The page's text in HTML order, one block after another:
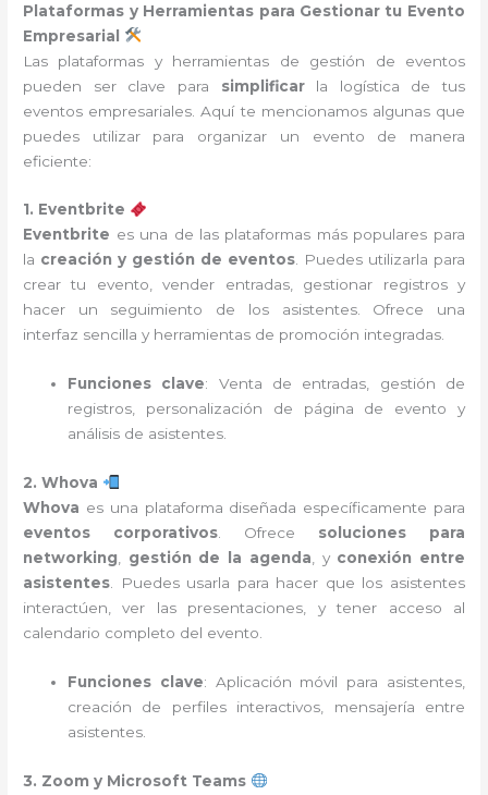
Plataformas y Herramientas para Gestionar tu Evento
Empresarial
Las plataformas y herramientas de gestión de eventos
pueden ser clave para simplificarla logística de tus
eventos empresariales. Aquí te mencionamos algunas que
puedes utilizar para organizar un evento de manera
eficiente:
1. Eventbrite
Eventbrite es una de las plataformas más populares para
la creación y gestión de eventos. Puedes utilizarla para
crear tu evento, vender entradas, gestionar registros y
hacer un seguimiento de los asistentes. Ofrece una
interfaz sencilla y herramientas de promoción integradas.
Funciones clave: Venta de entradas, gestión de
registros, personalización de página de evento y
análisis de asistentes.
2. Whova
Whova es una plataforma diseñada específicamente para
eventos corporativos . Ofrece soluciones para
networking
gestión de la agenda , y conexión entre
asistentes . Puedes usarla para hacer que los asistentes
interactúen, ver las presentaciones, y tener acceso al
calendario completo del evento.
Funciones clave: Aplicación móvil para asistentes,
creación de perfiles interactivos, mensajería entre
asistentes.
3. Zoom y Microsoft Teams